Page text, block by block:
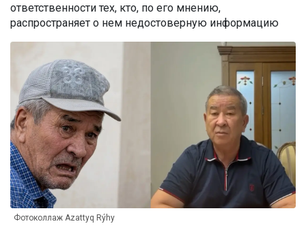
ответственности тех, кто, по его мнению,
распространяет о нем недостоверную информацию
Фотоколлаж Azattyq Rýhy